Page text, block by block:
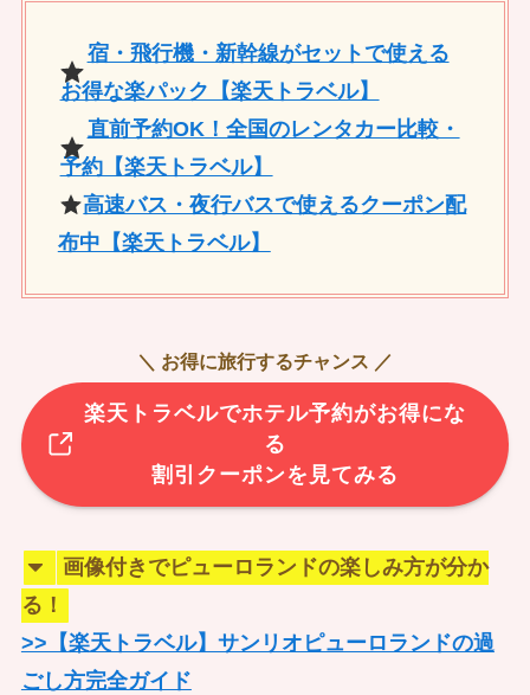
宿・飛行機・新幹線がセットで使える
お得な楽パック【楽天トラベル】
直前予約OK！全国のレンタカー比較・
予約【楽天トラベル】
高速バス・夜行バスで使えるクーポン配
布中【楽天トラベル】
＼ お得に旅行するチャンス ／
楽天トラベルでホテル予約がお得にな
る
割引クーポンを見てみる
画像付きでピューロランドの楽しみ方が分か
る！
>>【楽天トラベル】サンリオピューロランドの過
ごし方完全ガイド